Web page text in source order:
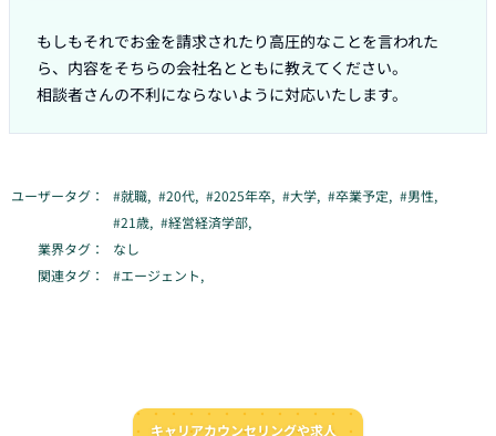
もしもそれでお金を請求されたり高圧的なことを言われた
ら、内容をそちらの会社名とともに教えてください。
相談者さんの不利にならないように対応いたします。
ユーザータグ： #就職, #20代, #2025年卒, #大学, #卒業予定, #男性,
#21歳, #経営経済学部,
業界タグ：
なし
関連タグ：
#エージェント,
キャリアカウンセリングや求人